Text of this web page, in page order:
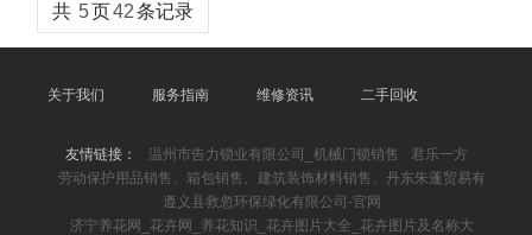
共 5页42条记录
关于我们 服务指南 维修资讯 二手回收
友情链接： 温州市告力锁业有限公司_机械门锁销售
君乐一方
劳动保护用品销售、箱包销售、建筑装饰材料销售、丹东朱蓬贸易有
遵义县救忽环保绿化有限公司-官网
济宁养花网_花卉网_养花知识_花卉图片大全_花卉图片及名称大